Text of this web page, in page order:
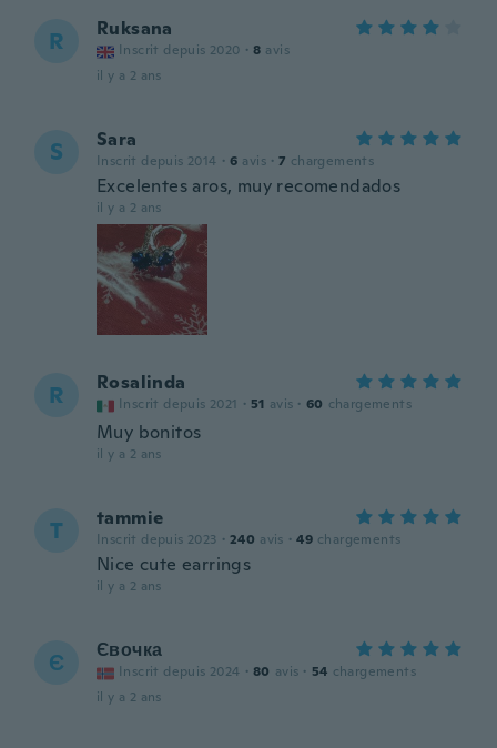
R Ruksana
Inscrit depuis 2020 · 8 avis
il y a 2 ans
S Sara
Inscrit depuis 2014 · 6 avis · 7 chargements
Excelentes aros, muy recomendados
il y a 2 ans
R Rosalinda
Inscrit depuis 2021 · 51 avis · 60 chargements
Muy bonitos
il y a 2 ans
T tammie
Inscrit depuis 2023 · 240 avis · 49 chargements
Nice cute earrings
il y a 2 ans
Є Євочка
Inscrit depuis 2024 · 80 avis · 54 chargements
il y a 2 ans